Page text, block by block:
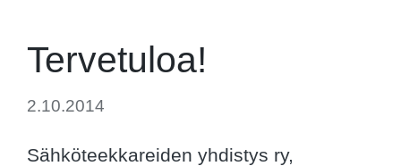
Tervetuloa!
2.10.2014
Sähköteekkareiden yhdistys ry,